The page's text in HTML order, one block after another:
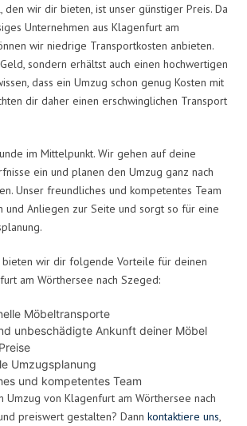
den wir dir bieten, ist unser günstiger Preis. Da
Unternehmen aus Klagenfurt am
wir niedrige Transportkosten anbieten.
sondern erhältst auch einen hochwertigen
dass ein Umzug schon genug Kosten mit
dir daher einen erschwinglichen Transport
im Mittelpunkt. Wir gehen auf deine
ein und planen den Umzug ganz nach
Unser freundliches und kompetentes Team
und Anliegen zur Seite und sorgt so für eine
bieten wir dir folgende Vorteile für deinen
am Wörthersee nach Szeged:
Möbeltransporte
unbeschädigte Ankunft deiner Möbel
Umzugsplanung
und kompetentes Team
Umzug von Klagenfurt am Wörthersee nach
preiswert gestalten? Dann kontaktiere uns,